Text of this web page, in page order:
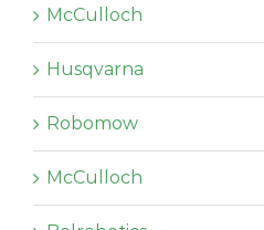
McCulloch
Husqvarna
Robomow
McCulloch